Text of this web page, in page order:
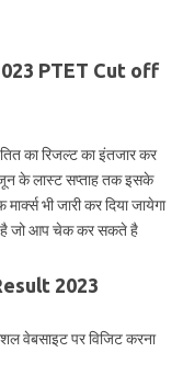
PTET Cut off
का रिजल्ट का इंतजार कर
जून के लास्ट सप्ताह तक इसके
भी जारी कर दिया जायेगा
है जो आप चेक कर सकते है
2023
वेबसाइट पर विजिट करना